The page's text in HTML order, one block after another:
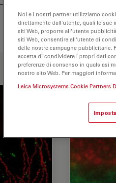
Noi e i nostri partner utilizziamo
direttamente dall'utente, quali le sue
siti Web, proporre all'utente
siti Web, consentire all'utente di
delle nostre campagne pubblicitarie.
accetta di condividere i propri dati
preferenze di consenso in qualsiasi
nostro sito Web. Per maggiori
Leica Microsystems Cookie Partners